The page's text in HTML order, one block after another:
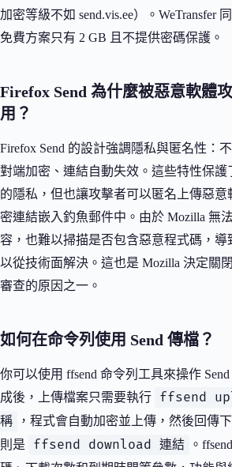
加密等級不如 send.vis.ee）。WeTransfer
免費方案只有 2 GB 且不提供密碼保護。
Firefox Send 為什麼被惡意軟體
用？
Firefox Send 的設計強調隱私與匿名性：
對端加密、連結自動失效。這些特性保護
的隱私，但也讓攻擊者可以匿名上傳惡意
密連結嵌入釣魚郵件中。由於 Mozilla 無
容，也難以掃描是否包含惡意程式碼，導
以從技術面解決。這也是 Mozilla 決定關
審查的原因之一。
如何在命令列使用 Send 傳檔？
你可以使用 ffsend 命令列工具來操作
成後，上傳檔案只需要執行
ffsend
稱
，程式會自動加密並上傳，然後回傳
則是
ffsend download 連結
。